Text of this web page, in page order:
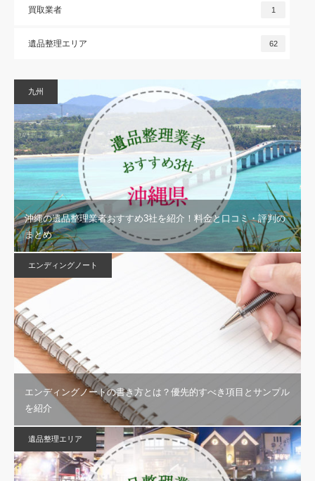
買取業者 1
遺品整理エリア 62
九州
沖縄の遺品整理業者おすすめ3社を紹介！料金と口コミ・評判の
まとめ
エンディングノート
エンディングノートの書き方とは？優先的すべき項目とサンプル
を紹介
遺品整理エリア